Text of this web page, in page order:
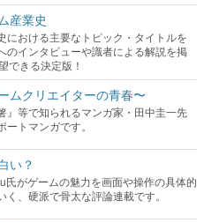
産業史
における主要なトピック・タイトルを
のインタビューや識者による解説を掲
できる決定版！
ムクリエイターの青春〜
』等で知られるマンガ家・田中圭一先
トマンガです。
い？
氏がゲームの魅力を画面や操作の具体的
、硬派で骨太な評論連載です。